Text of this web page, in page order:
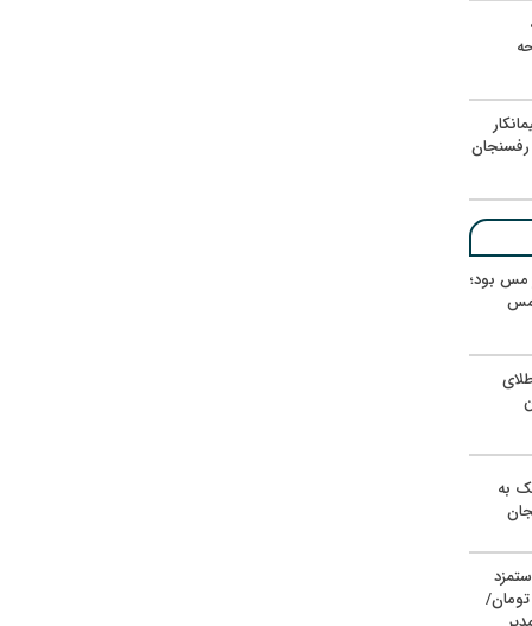
مس بود؛
مس
به
تومان/